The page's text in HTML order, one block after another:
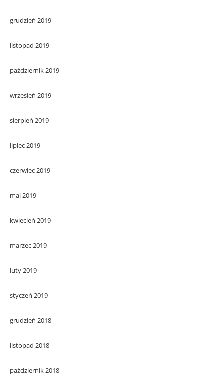
grudzień 2019
listopad 2019
październik 2019
wrzesień 2019
sierpień 2019
lipiec 2019
czerwiec 2019
maj 2019
kwiecień 2019
marzec 2019
luty 2019
styczeń 2019
grudzień 2018
listopad 2018
październik 2018